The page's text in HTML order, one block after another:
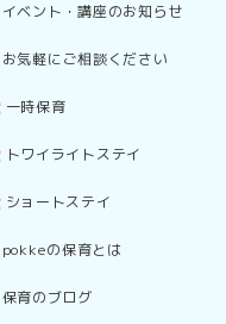
イベント・講座のお知らせ
お気軽にご相談ください
一時保育
トワイライトステイ
ショートステイ
pokkeの保育とは
保育のブログ